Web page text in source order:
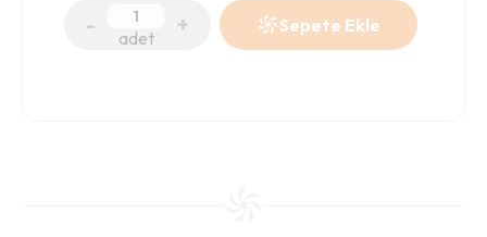
- adet + Sepete Ekle